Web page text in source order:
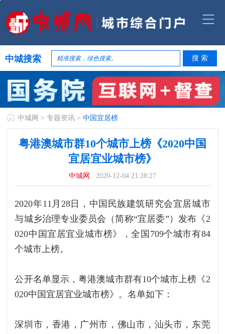
中城搜索
中城网 >专题资讯 >中国宜居榜
粤港澳城市群10个城市上榜《2020中国
宜居宜业城市榜》
中城网 2020-12-04 21:28:27
2020年11月28日，中国民族建筑研究会宜居城市
与城乡治理专业委员会（简称“宜居委”）发布《2
020中国宜居宜业城市榜》，全国709个城市有84
个城市上榜。
公开名单显示，粤港澳城市群有10个城市上榜《2
020中国宜居宜业城市榜》。名单如下：
深圳市，香港，广州市，佛山市，汕头市，东莞